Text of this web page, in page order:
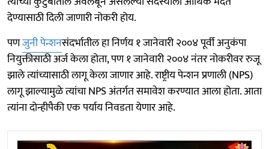
देण्यासाठी दिली जाणारी नोकरी होय.
पणजुनी पेन्शनसंदर्भातील हा निर्णय १ जानेवारी २००४ पूर्वी अनुकंपा
नियुक्तीसाठी अर्ज केला होता, पण १ जानेवारी २००४ नंतर नोकरीवर रुजू
झाले त्यांच्यासाठी लागू केला जाणार आहे. राष्ट्रीय पेन्शन प्रणाली (NPS)
लागू झाल्यामुळे त्यांचा NPS अंतर्गत समावेश करण्यात आला होता. आता
त्यांना दोन्हीपैकी एक पर्याय निवडता येणार आहे.